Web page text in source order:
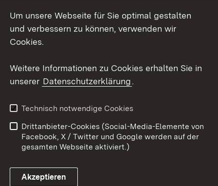
Link zum Landesportal
Cookies
Um unsere Webseite für Sie optimal gestalten
und verbessern zu können, verwenden wir
Cookies.
Weitere Informationen zu Cookies erhalten Sie in
unserer Datenschutzerklärung.
Technisch notwendige Cookies
Drittanbieter-Cookies (Social-Media-Elemente von
Facebook, X / Twitter und Google werden auf der
gesamten Webseite aktiviert.)
Akzeptieren